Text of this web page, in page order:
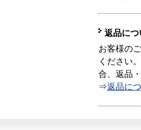
返品につ
お客様の
ください
合、返品
⇒返品に